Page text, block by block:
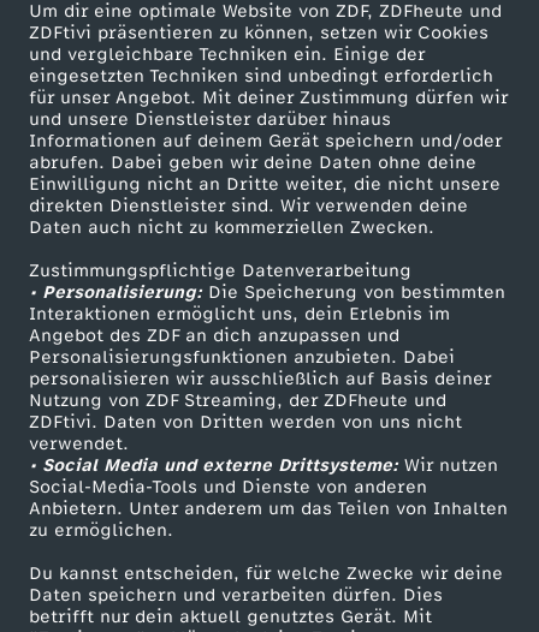
Um dir eine optimale Website von ZDF, ZDFheute und
ZDFtivi präsentieren zu können, setzen wir Cookies
und vergleichbare Techniken ein. Einige der
eingesetzten Techniken sind unbedingt erforderlich
für unser Angebot. Mit deiner Zustimmung dürfen wir
und unsere Dienstleister darüber hinaus
Informationen auf deinem Gerät speichern und/oder
abrufen. Dabei geben wir deine Daten ohne deine
Einwilligung nicht an Dritte weiter, die nicht unsere
direkten Dienstleister sind. Wir verwenden deine
Daten auch nicht zu kommerziellen Zwecken.
Zustimmungspflichtige Datenverarbeitung
• Personalisierung:Die Speicherung von bestimmten
Interaktionen ermöglicht uns, dein Erlebnis im
Angebot des ZDF an dich anzupassen und
Personalisierungsfunktionen anzubieten. Dabei
personalisieren wir ausschließlich auf Basis deiner
Nutzung von ZDF Streaming, der ZDFheute und
ZDFtivi. Daten von Dritten werden von uns nicht
verwendet.
• Social Media und externe Drittsysteme:Wir nutzen
Social-Media-Tools und Dienste von anderen
Anbietern. Unter anderem um das Teilen von Inhalten
zu ermöglichen.
Du kannst entscheiden, für welche Zwecke wir deine
Daten speichern und verarbeiten dürfen. Dies
betrifft nur dein aktuell genutztes Gerät. Mit
Mehr ZDF
ZDF-Apps
Smart TV
ZDFtext
Livestreams
Sendungen A-Z
TV-Programm
Service
ZDFmitreden
Kontakt zum ZDF
Tickets
Zuschauerservice
Hilfe
ZDF Unternehmen
Karriere
ZDF goes Schule
Werbefernsehen